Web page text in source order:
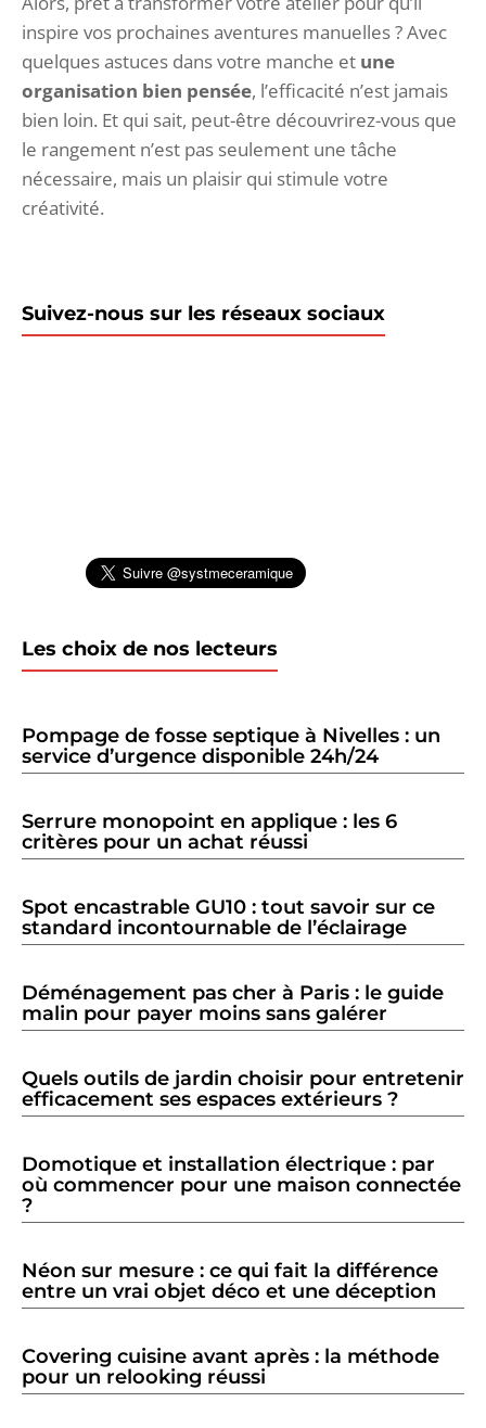
inspire vos prochaines aventures manuelles ? Avec
quelques astuces dans votre manche et une
organisation bien pensée, l’efficacité n’est jamais
bien loin. Et qui sait, peut-être découvrirez-vous que
le rangement n’est pas seulement une tâche
nécessaire, mais un plaisir qui stimule votre
créativité.
Suivez-nous sur les réseaux sociaux
Les choix de nos lecteurs
Pompage de fosse septique à Nivelles : un
service d’urgence disponible 24h/24
Serrure monopoint en applique : les 6
critères pour un achat réussi
Spot encastrable GU10 : tout savoir sur ce
standard incontournable de l’éclairage
Déménagement pas cher à Paris : le guide
malin pour payer moins sans galérer
Quels outils de jardin choisir pour entretenir
efficacement ses espaces extérieurs ?
Domotique et installation électrique : par
où commencer pour une maison connectée
?
Néon sur mesure : ce qui fait la différence
entre un vrai objet déco et une déception
Covering cuisine avant après : la méthode
pour un relooking réussi